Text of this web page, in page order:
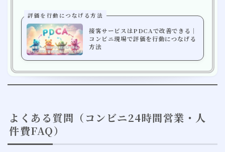
評価を行動につなげる方法
接客サービスはPDCAで改善できる｜
コンビニ現場で評価を行動につなげる
方法
よくある質問（コンビニ24時間営業・人
件費FAQ）